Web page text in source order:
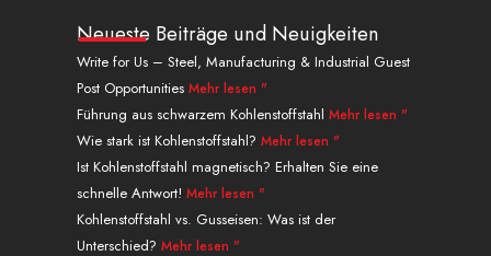
k
e
d
i
n
t
b
e
w
i
t
t
e
r
t
e
r
e
s
t
t
a
g
a
m
f
c
b
o
Neueste Beiträge und Neuigkeiten
Write for Us – Steel, Manufacturing & Industrial Guest
Post Opportunities Mehr lesen "
Führung aus schwarzem Kohlenstoffstahl Mehr lesen "
Wie stark ist Kohlenstoffstahl? Mehr lesen "
Ist Kohlenstoffstahl magnetisch? Erhalten Sie eine
schnelle Antwort! Mehr lesen "
Kohlenstoffstahl vs. Gusseisen: Was ist der
Unterschied? Mehr lesen "